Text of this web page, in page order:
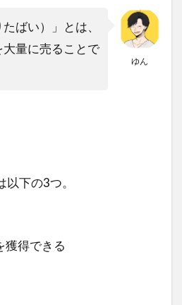
ゆん
ばい）」とは、
量に売ることで
以下の3つ。
獲得できる